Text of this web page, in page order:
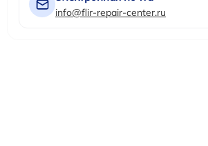
info@flir-repair-center.ru